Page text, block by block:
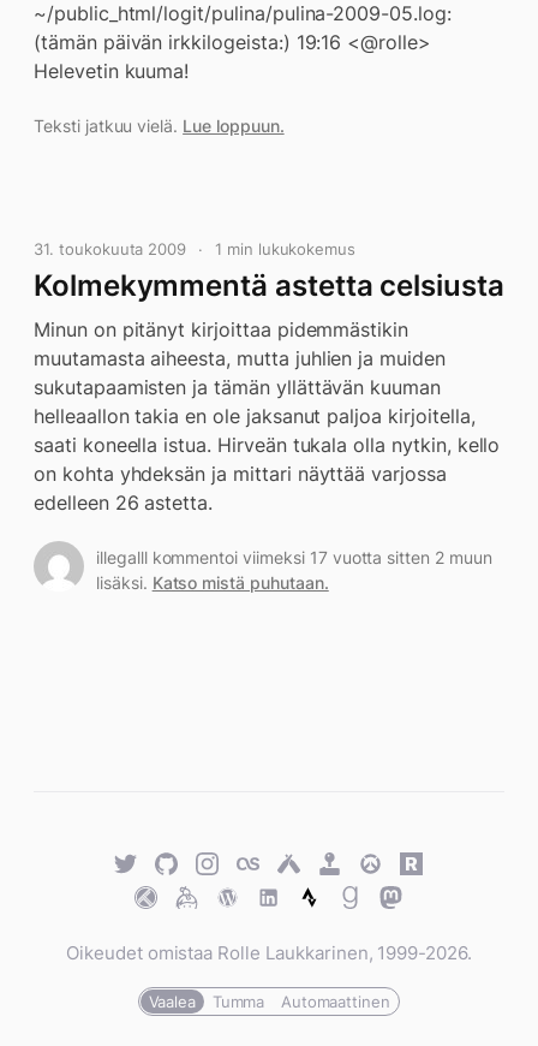
~/public_html/logit/pulina/pulina-2009-05.log:
(tämän päivän irkkilogeista:) 19:16 <@rolle>
Helevetin kuuma!
Teksti jatkuu vielä. Lue loppuun.
31. toukokuuta 2009 1 min lukukokemus
Kolmekymmentä astetta celsiusta
Minun on pitänyt kirjoittaa pidemmästikin
muutamasta aiheesta, mutta juhlien ja muiden
sukutapaamisten ja tämän yllättävän kuuman
helleaallon takia en ole jaksanut paljoa kirjoitella,
saati koneella istua. Hirveän tukala olla nytkin, kello
on kohta yhdeksän ja mittari näyttää varjossa
edelleen 26 astetta.
illegalll kommentoi viimeksi 17 vuotta sitten 2 muun
lisäksi. Katso mistä puhutaan.
TwitterGitHubTwitterLast.fmUntappd
Retro
Achievements
Overwatch
Rawg.io
TraktKeybaseWordPress
WordPress
StravaGoodreads
Mastodon
Oikeudet omistaa Rolle Laukkarinen, 1999-2026.
Vaalea Tumma Automaattinen